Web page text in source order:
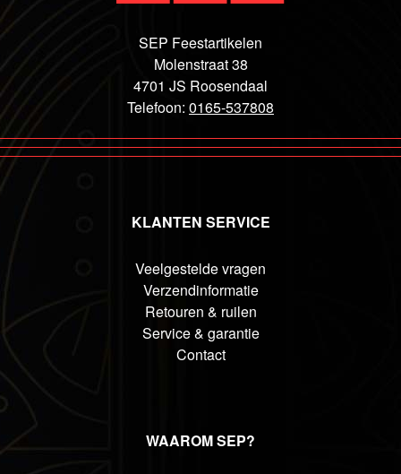
SEP Feestartikelen
Molenstraat 38
4701 JS Roosendaal
Telefoon: 0165-537808
KLANTEN SERVICE
Veelgestelde vragen
Verzendinformatie
Retouren & ruilen
Service & garantie
Contact
WAAROM SEP?